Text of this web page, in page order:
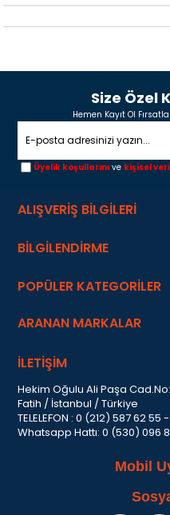
Size Özel
Hemen Kayıt Ol
Üyelik koşullarını ve kişisel
ALIŞVERİŞ BİLGİLERİ
BİLGİLENDİRME
POPÜLER KATEGORİLER
ARANAN MARKALAR
İLETİŞİM
Hekim Oğulu Ali Paşa
Fatih / İstanbul / Türkiye
TELELEFON : 0 (212) 587 62 55
Whatsapp Hattı: 0 (530) 096
Mobil